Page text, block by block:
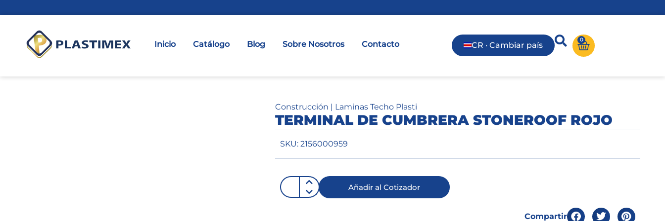
Inicio Catálogo Blog Sobre Nosotros Contacto CR · Cambiar país
0
Construcción | Laminas Techo Plasti
TERMINAL DE CUMBRERA STONEROOF ROJO
SKU: 2156000959
Añadir al Cotizador
Compartir